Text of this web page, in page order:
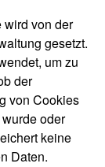
wird von der
gesetzt.
um zu
der
von Cookies
oder
keine
Daten.